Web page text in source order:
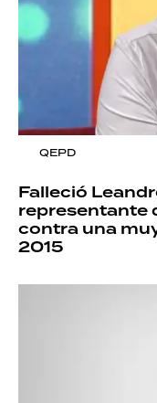
QEPD
Falleció
representante
contra una
2015